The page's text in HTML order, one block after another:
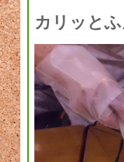
カリッと